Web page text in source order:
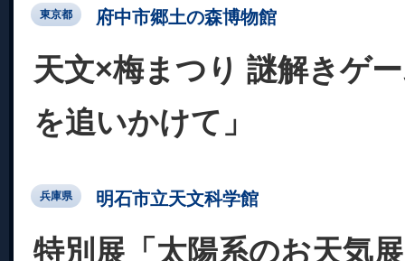
東京都 府中市郷土の森博物館
天文×梅まつり 謎解きゲ
を追いかけて」
兵庫県 明石市立天文科学館
特別展「太陽系のお天気